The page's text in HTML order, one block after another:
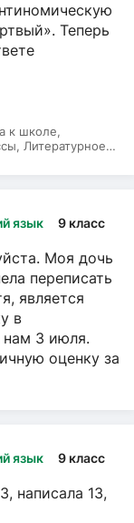
Теперь
к школе,
Литературное
язык 9 класс
Моя дочь
переписать
является
в
нам 3 июля.
оценку за
язык 9 класс
написала 13,